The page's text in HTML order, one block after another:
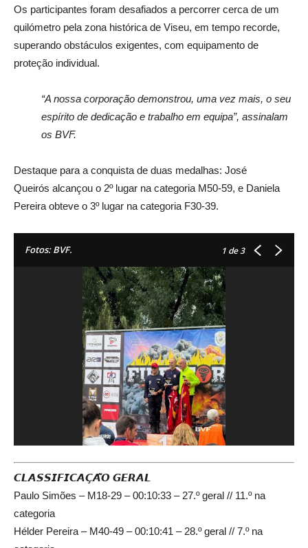
Os participantes foram desafiados a percorrer cerca de um
quilómetro pela zona histórica de Viseu, em tempo recorde,
superando obstáculos exigentes, com equipamento de
proteção individual.
“A nossa corporação demonstrou, uma vez mais, o seu
espírito de dedicação e trabalho em equipa”, assinalam
os BVF.
Destaque para a conquista de duas medalhas: José
Queirós alcançou o 2º lugar na categoria M50-59, e Daniela
Pereira obteve o 3º lugar na categoria F30-39.
Fotos: BVF. 1 de 3
𝘾𝙇𝘼𝙎𝙎𝙄𝙁𝙄𝘾𝘼𝘾̧𝘼̃𝙊 𝙂𝙀𝙍𝘼𝙇
Paulo Simões – M18-29 – 00:10:33 – 27.º geral // 11.º na
categoria
Hélder Pereira – M40-49 – 00:10:41 – 28.º geral // 7.º na